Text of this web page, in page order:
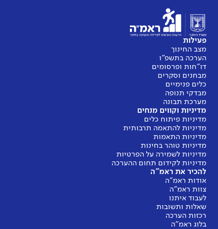
פעילות
מצב החינוך
הערכה בתשפ"ו
דו"חות ופרסומים
מבחנים וסקרים
כלים פנימיים
מבדקי תנופה
מערכת תבונה
מדיניות וקווים מנחים
מדיניות פיתוח כלים
מדיניות להתאמה תרבותית
מדיניות התאמות
מדיניות טוהר בחינות
מדיניות לשמירה על הפרטיות
מדיניות לקידום תחום ההערכה
להכיר את ראמ"ה
אודות ראמ"ה
צוות ראמ"ה
לעבוד איתנו
שאלות ותשובות
רכזות הערכה
בלוג ראמ"ה